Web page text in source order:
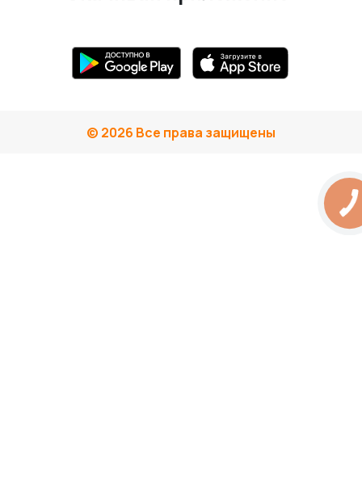
© 2026 Все права защищены